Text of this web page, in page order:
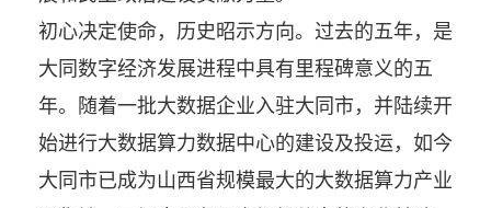
初心决定使命，历史昭示方向。过去的五年，是
大同数字经济发展进程中具有里程碑意义的五
年。随着一批大数据企业入驻大同市，并陆续开
始进行大数据算力数据中心的建设及投运，如今
大同市已成为山西省规模最大的大数据算力产业